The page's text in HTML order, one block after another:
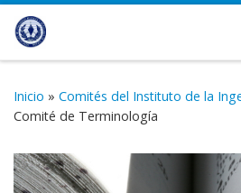
Saltar al contenido
Inicio » Comités del Instituto de la
Comité de Terminología